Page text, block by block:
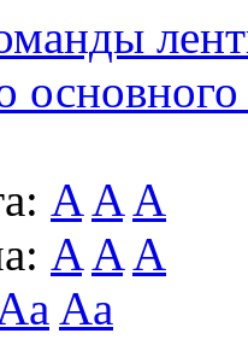
основного
A A A
A A A
Aa